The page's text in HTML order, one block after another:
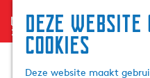
Deze
cookies
Deze website maakt
menu
G